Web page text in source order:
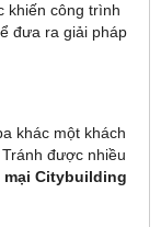
khiến công trình
đưa ra giải pháp
khác một khách
được nhiều
Citybuilding